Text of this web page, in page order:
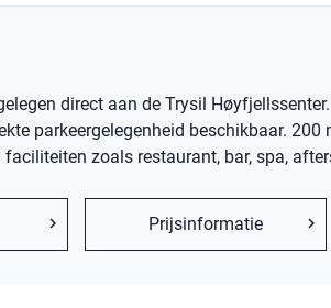
direct aan de Trysil
parkeergelegenheid beschikbaar.
zoals restaurant, bar, spa,
Prijsinformatie